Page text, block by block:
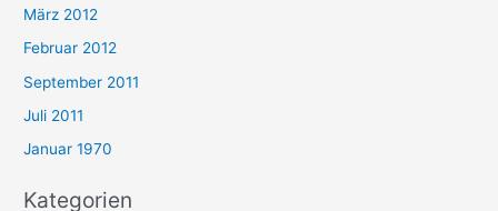
März 2012
Februar 2012
September 2011
Juli 2011
Januar 1970
Kategorien